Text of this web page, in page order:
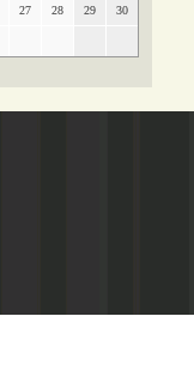
27 28 29 30